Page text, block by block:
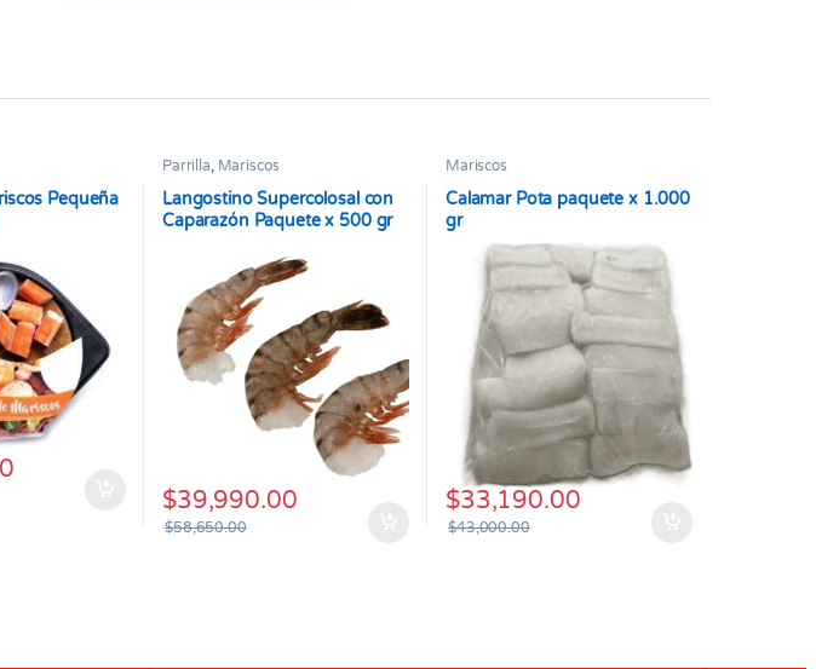
Pequeña
Parrilla, Mariscos
Langostino Supercolosal con
Caparazón Paquete x 500 gr
$39,990.00
$58,650.00
Mariscos
Calamar Pota paquete x 1.000
gr
$33,190.00
$43,000.00